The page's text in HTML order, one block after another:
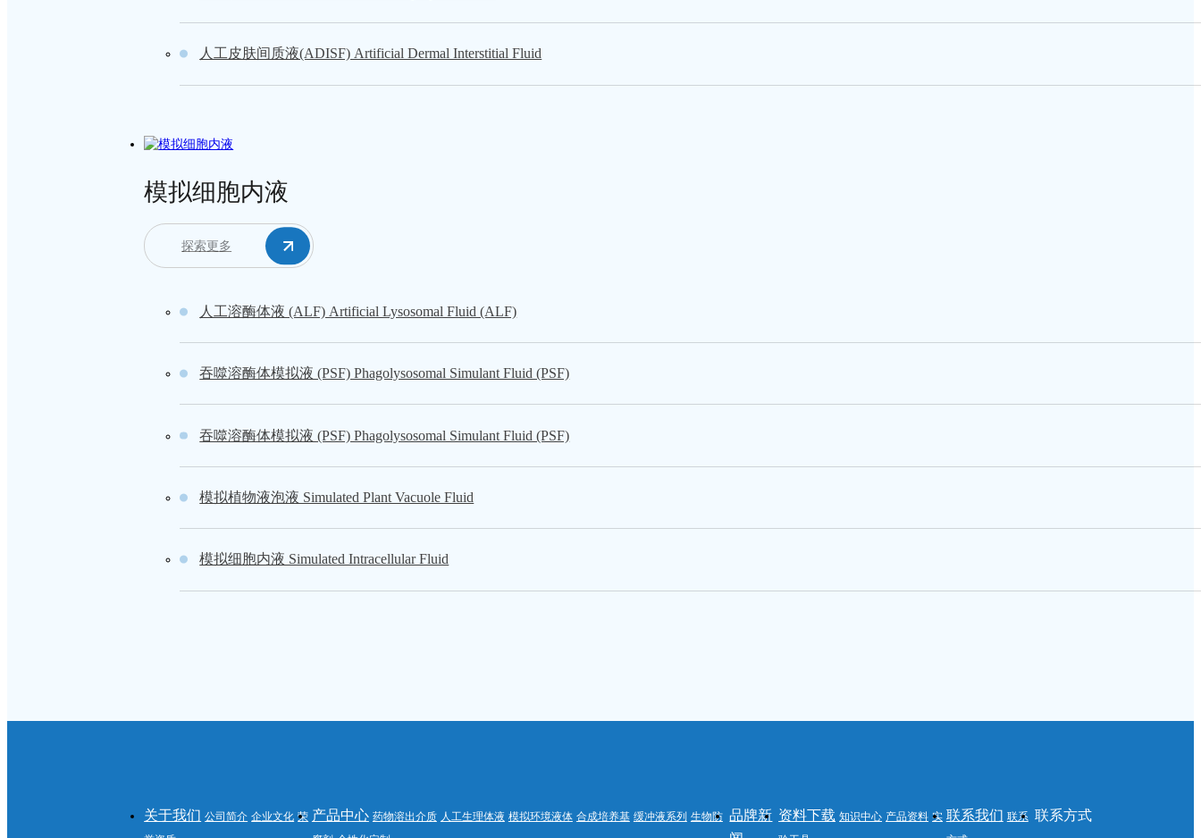
人工皮肤间质液(ADISF) Artificial Dermal Interstitial Fluid
模拟细胞内液
探索更多
人工溶酶体液 (ALF) Artificial Lysosomal Fluid (ALF)
吞噬溶酶体模拟液 (PSF) Phagolysosomal Simulant Fluid (PSF)
吞噬溶酶体模拟液 (PSF) Phagolysosomal Simulant Fluid (PSF)
模拟植物液泡液 Simulated Plant Vacuole Fluid
模拟细胞内液 Simulated Intracellular Fluid
关于我们 公司简介 企业文化 荣 产品中心 药物溶出介质 人工生理体液 模拟环境液体 合成培养基 缓冲液系列 生物防 品牌新 资料下载 知识中心 产品资料 实 联系我们 联系 联系方式